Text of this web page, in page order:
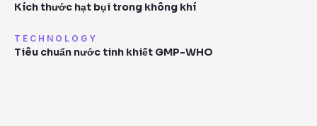
Kích thước hạt bụi trong không khí
TECHNOLOGY
Tiêu chuẩn nước tinh khiết GMP-WHO